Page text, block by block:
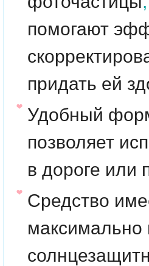
помогают
придать ей
Удобный
позволяет
в дороге или
Средство
максимально